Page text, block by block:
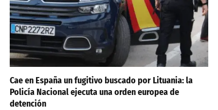
Cae en España un fugitivo buscado por Lituania: la
Policía Nacional ejecuta una orden europea de
detención